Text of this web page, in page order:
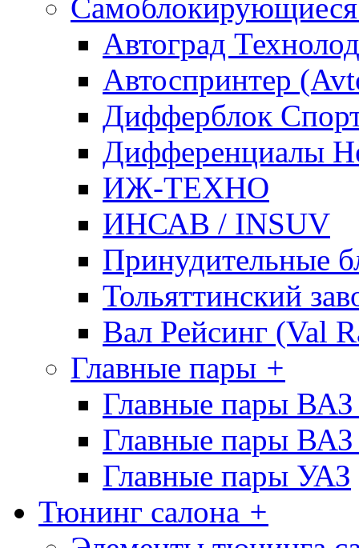
Автоград
Автоспринтер
Дифферблок
Дифференциалы
ИЖ-ТЕХНО
ИНСАВ / INSUV
Принудительные
Тольяттинcкий
Вал Рейсинг (Val
Главные пары +
Главные пары
Главные пары
Главные пары УАЗ
Тюнинг салона +